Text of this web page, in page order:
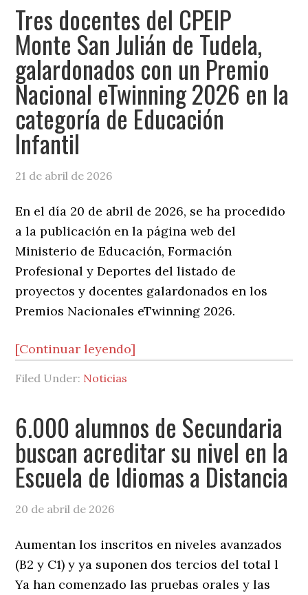
Tres docentes del CPEIP
Monte San Julián de Tudela,
galardonados con un Premio
Nacional eTwinning 2026 en la
categoría de Educación
Infantil
21 de abril de 2026
En el día 20 de abril de 2026, se ha procedido
a la publicación en la página web del
Ministerio de Educación, Formación
Profesional y Deportes del listado de
proyectos y docentes galardonados en los
Premios Nacionales eTwinning 2026.
[Continuar leyendo]
Filed Under: Noticias
6.000 alumnos de Secundaria
buscan acreditar su nivel en la
Escuela de Idiomas a Distancia
20 de abril de 2026
Aumentan los inscritos en niveles avanzados
(B2 y C1) y ya suponen dos tercios del total l
Ya han comenzado las pruebas orales y las